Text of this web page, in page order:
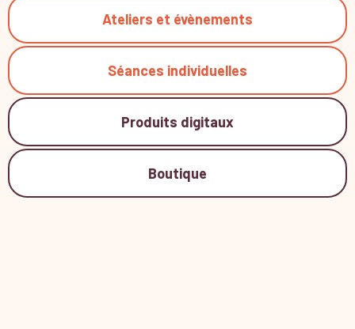
Ateliers et évènements
Séances individuelles
Produits digitaux
Boutique